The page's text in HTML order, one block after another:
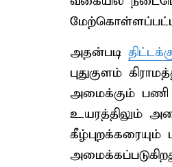
அதன்படி
புதுகுளம்
அமைக்கும் பணி
உயரத்திலும்